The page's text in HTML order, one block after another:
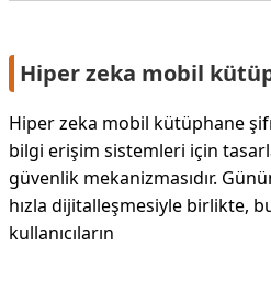
Hiper zeka mobil
Hiper zeka mobil kütüphane
bilgi erişim sistemleri için
güvenlik mekanizmasıdır.
hızla dijitalleşmesiyle birlikte,
kullanıcıların